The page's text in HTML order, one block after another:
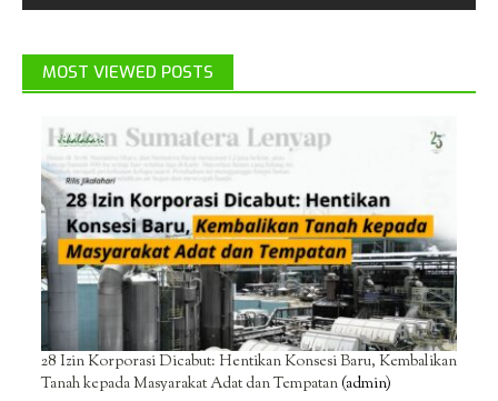
MOST VIEWED POSTS
28 Izin Korporasi Dicabut: Hentikan Konsesi Baru, Kembalikan
Tanah kepada Masyarakat Adat dan Tempatan(admin)